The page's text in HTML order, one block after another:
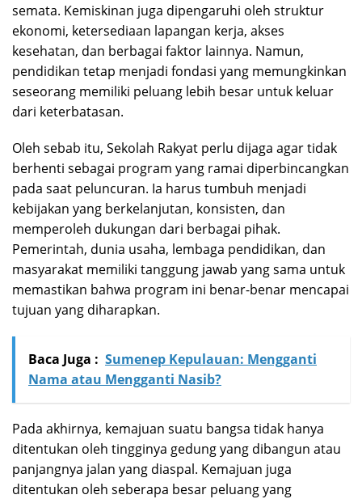
semata. Kemiskinan juga dipengaruhi oleh struktur
ekonomi, ketersediaan lapangan kerja, akses
kesehatan, dan berbagai faktor lainnya. Namun,
pendidikan tetap menjadi fondasi yang memungkinkan
seseorang memiliki peluang lebih besar untuk keluar
dari keterbatasan.
Oleh sebab itu, Sekolah Rakyat perlu dijaga agar tidak
berhenti sebagai program yang ramai diperbincangkan
pada saat peluncuran. Ia harus tumbuh menjadi
kebijakan yang berkelanjutan, konsisten, dan
memperoleh dukungan dari berbagai pihak.
Pemerintah, dunia usaha, lembaga pendidikan, dan
masyarakat memiliki tanggung jawab yang sama untuk
memastikan bahwa program ini benar-benar mencapai
tujuan yang diharapkan.
Baca Juga : Sumenep Kepulauan: Mengganti
Nama atau Mengganti Nasib?
Pada akhirnya, kemajuan suatu bangsa tidak hanya
ditentukan oleh tingginya gedung yang dibangun atau
panjangnya jalan yang diaspal. Kemajuan juga
ditentukan oleh seberapa besar peluang yang